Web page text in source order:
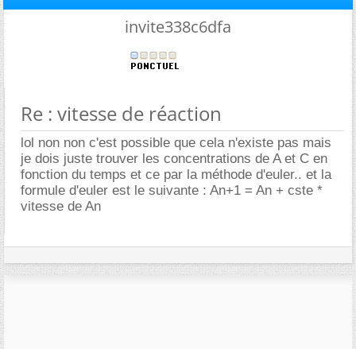
invite338c6dfa
Re : vitesse de réaction
lol non non c'est possible que cela n'existe pas mais
je dois juste trouver les concentrations de A et C en
fonction du temps et ce par la méthode d'euler.. et la
formule d'euler est le suivante : An+1 = An + cste *
vitesse de An